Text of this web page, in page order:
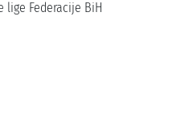
lige Federacije BiH